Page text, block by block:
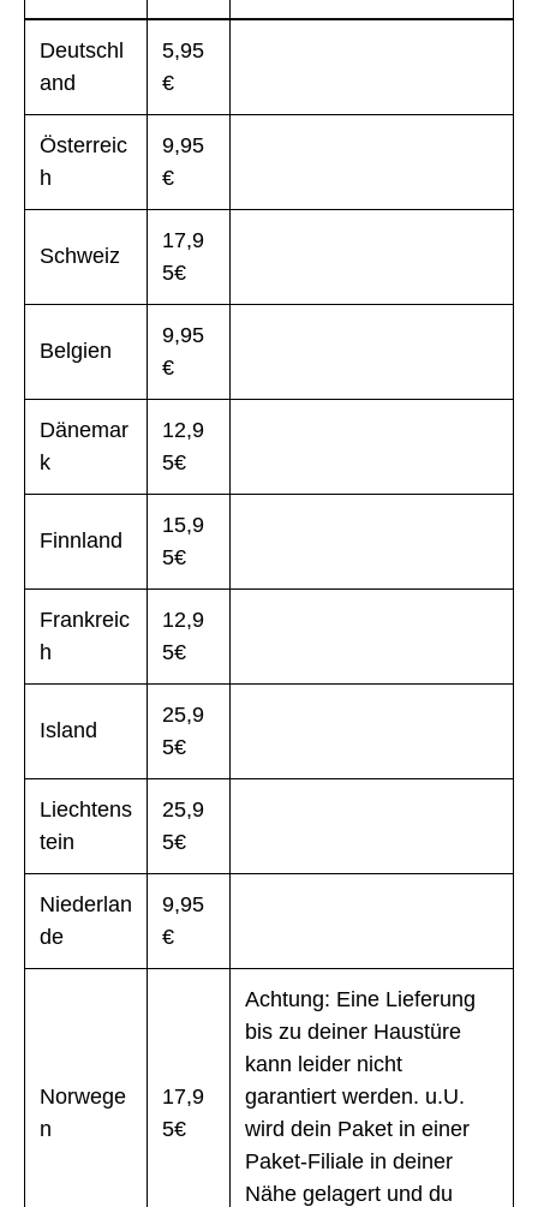
Deutschl
and
5,95
€
Österreic
h
9,95
€
Schweiz
17,9
5€
Belgien
9,95
€
Dänemar
k
12,9
5€
Finnland
15,9
5€
Frankreic
h
12,9
5€
Island
25,9
5€
Liechtens
tein
25,9
5€
Niederlan
de
9,95
€
Norwege
n
17,9
5€
Achtung: Eine Lieferung
bis zu deiner Haustüre
kann leider nicht
garantiert werden. u.U.
wird dein Paket in einer
Paket-Filiale in deiner
Nähe gelagert und du